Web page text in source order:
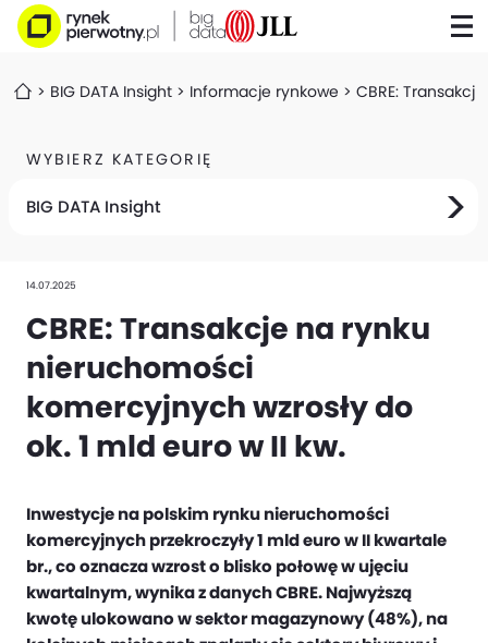
BIG DATA Insight Informacje rynkowe CBRE:
WYBIERZ KATEGORIĘ
BIG DATA Insight
14.07.2025
CBRE: Transakcje na rynku
nieruchomości
komercyjnych wzrosły do
ok. 1 mld euro w II kw.
Inwestycje na polskim rynku nieruchomości
komercyjnych przekroczyły 1 mld euro w II kwartale
br., co oznacza wzrost o blisko połowę w ujęciu
kwartalnym, wynika z danych CBRE. Najwyższą
kwotę ulokowano w sektor magazynowy (48%), na